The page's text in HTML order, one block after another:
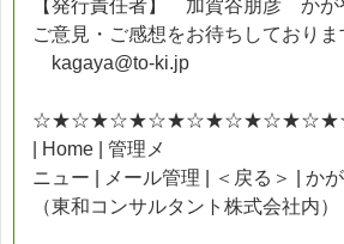
【発行責任者】 加賀谷朋彦 かが
ご意見・ご感想をお待ちしておりま
kagaya@to-ki.jp
| Home | 管理メ
ニュー | メール管理 | ＜戻る＞ | か
（東和コンサルタント株式会社内）